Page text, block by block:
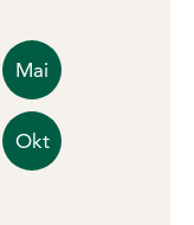
Mai
Okt